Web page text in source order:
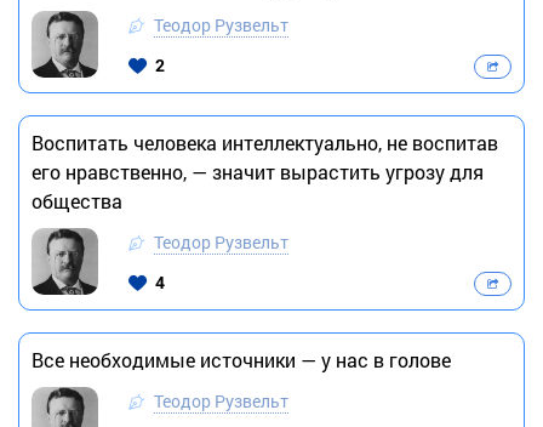
Теодор Рузвельт
2
Воспитать человека интеллектуально, не воспитав
его нравственно, — значит вырастить угрозу для
общества
Теодор Рузвельт
4
Все необходимые источники — у нас в голове
Теодор Рузвельт